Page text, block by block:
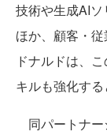
技術や生成AI
ほか、顧客・
ドナルドは、
キルも強化する
同パートナー